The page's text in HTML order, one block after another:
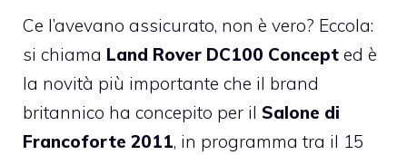
Ce l’avevano assicurato, non è vero? Eccola:
si chiama Land Rover DC100 Concept ed è
la novità più importante che il brand
britannico ha concepito per il Salone di
Francoforte 2011, in programma tra il 15